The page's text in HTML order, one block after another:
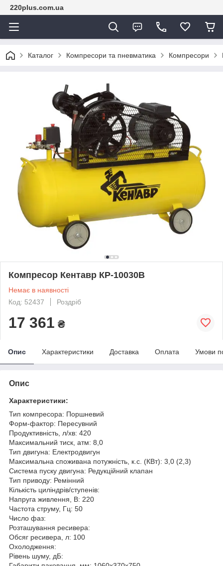
220plus.com.ua
Каталог Компресори та пневматика Компресори
Компресор Кентавр КР-10030В
Немає в наявності
Код: 52437
Роздріб
17 361 ₴
Опис Характеристики Доставка Оплата Умови
Опис
Характеристики:
Тип компресора: Поршневий
Форм-фактор: Пересувний
Продуктивність, л/хв: 420
Максимальний тиск, атм: 8,0
Тип двигуна: Електродвигун
Максимальна споживана потужність, к.с. (КВт): 3,0 (2,3)
Система пуску двигуна: Редукційний клапан
Тип приводу: Ремінний
Кількість циліндрів/ступенів:
Напруга живлення, В: 220
Частота струму, Гц: 50
Число фаз:
Розташування ресивера:
Обсяг ресивера, л: 100
Охолодження:
Рівень шуму, дБ: